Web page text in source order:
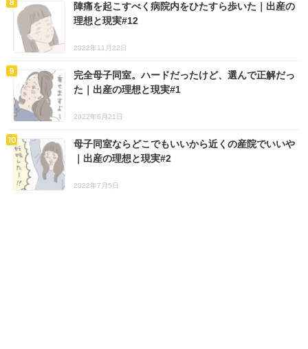
陣痛を起こすべく病院内をひたすら歩いた｜出産の
理想と現実#12
2022年11月22日
完全母子同室。ハードだったけど、選んで正解だっ
た｜出産の理想と現実#1
2022年6月21日
母子同室ならどこでもいいから近くの産院でいいや
｜出産の理想と現実#2
2022年7月5日